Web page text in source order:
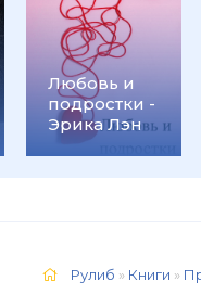
Любовь и
подростки -
Эрика Лэн
Рулиб » Книги »